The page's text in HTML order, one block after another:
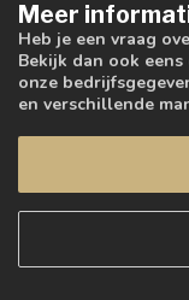
Meer
Heb je een vraag
Bekijk dan ook
onze
en verschillende